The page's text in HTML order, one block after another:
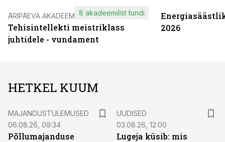
ÄRIPÄEVA AKADEEMIA
Tehisintellekti meistriklass
juhtidele - vundament
8 akadeemilist tundi
2026
HETKEL KUUM
MAJANDUSTULEMUSED
06.08.26, 09:34
Põllumajanduse
UUDISED
03.08.26, 12:00
Lugeja küsib: mis